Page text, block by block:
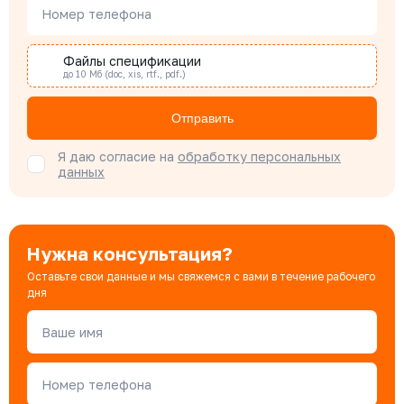
Специалист отдела снабжения
Бондарюк Евгения
Специалист отдела продаж
Номер телефона
Файлы спецификации
до 10 Мб (doc, xis, rtf., pdf.)
Отправить
Я даю согласие на обработку персональных
данных
Нужна консультация?
Оставьте свои данные и мы свяжемся с вами в течение рабочего
дня
Ваше имя
Номер телефона